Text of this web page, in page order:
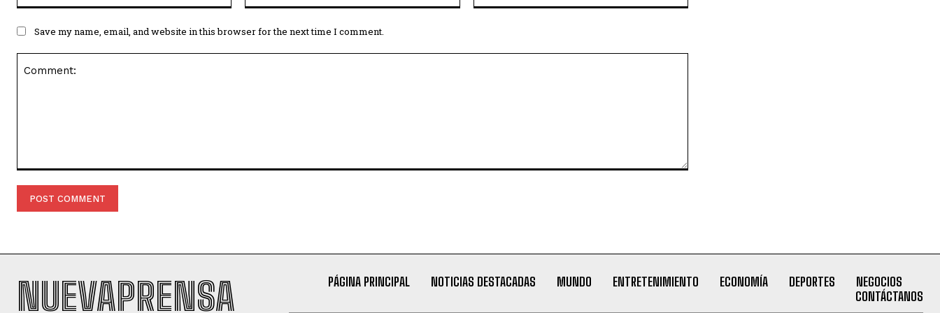
Save my name, email, and website in this browser for the next time I comment.
NUEVAPRENSA PÁGINA PRINCIPAL NOTICIAS DESTACADAS MUNDO ENTRETENIMIENTO ECONOMÍA DEPORTES
NEGOCIOS
CONTÁCTANOS